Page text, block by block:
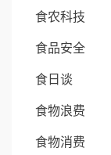
食农科技
食品安全
食日谈
食物浪费
食物消费